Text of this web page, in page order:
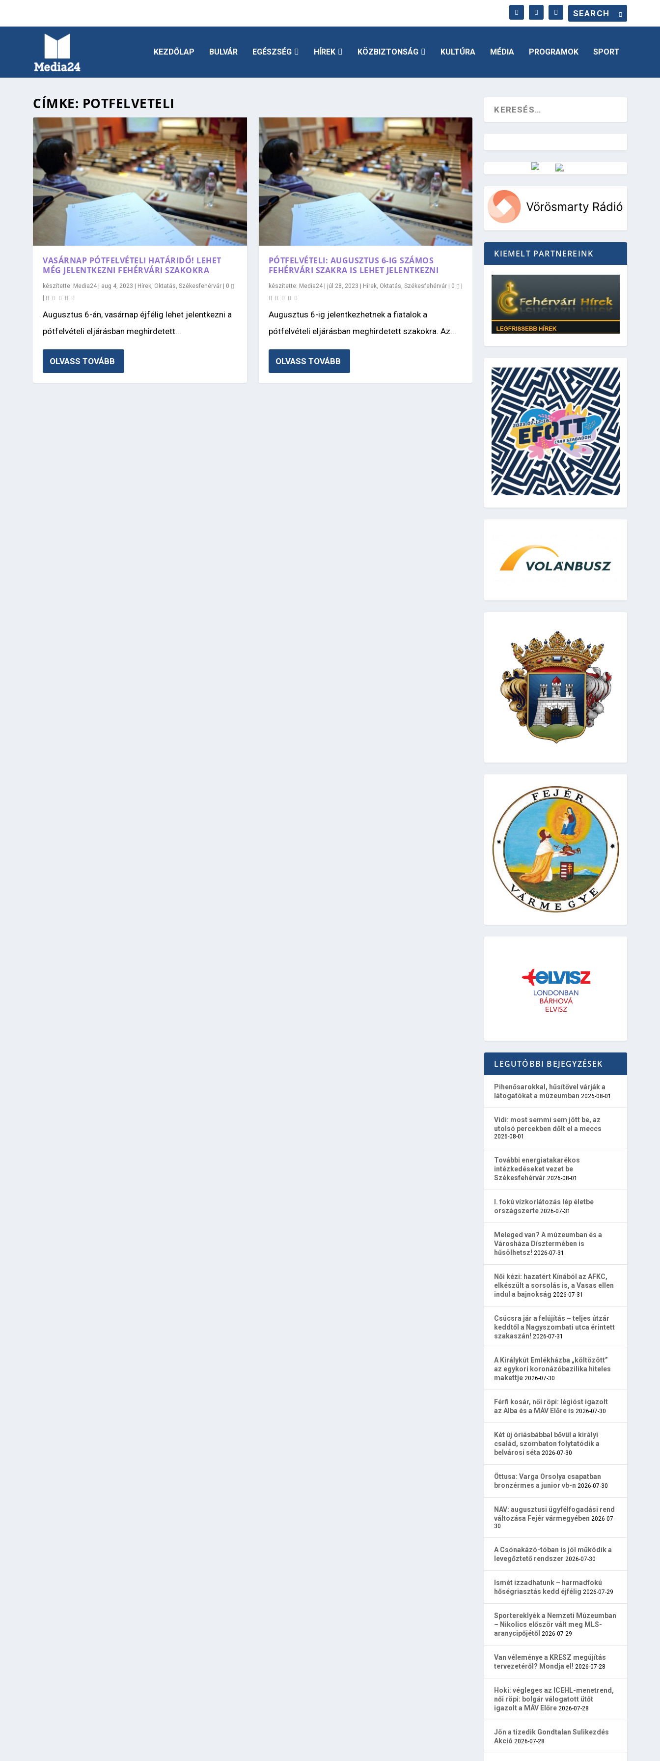
KEZDŐLAP BULVÁR EGÉSZSÉG HÍREK KÖZBIZTONSÁG KULTÚRA MÉDIA PROGRAMOK SPORT
CÍMKE: POTFELVETELI
VASÁRNAP PÓTFELVÉTELI HATÁRIDŐ! LEHET
MÉG JELENTKEZNI FEHÉRVÁRI SZAKOKRA
készítette: Media24 aug 4, 2023 Hírek, Oktatás,Székesfehérvár
0
Augusztus 6-án, vasárnap éjfélig lehet jelentkezni a
pótfelvételi eljárásban meghirdetett...
OLVASS TOVÁBB
PÓTFELVÉTELI: AUGUSZTUS 6-IG SZÁMOS
FEHÉRVÁRI SZAKRA IS LEHET JELENTKEZNI
készítette: Media24| júl 28, 2023 Hírek, Oktatás, Székesfehérvár| 0
Augusztus 6-ig jelentkezhetnek a fiatalok a
pótfelvételi eljárásban meghirdetett szakokra. Az...
OLVASS TOVÁBB
Vörösmarty Rádió
KIEMELT PARTNEREINK
LEGUTÓBBI BEJEGYZÉSEK
Pihenősarokkal, hűsítővel várják a
látogatókat a múzeumban 2026-08-01
Vidi: most semmi sem jött be, az
utolsó percekben dőlt el a meccs
2026-08-01
További energiatakarékos
intézkedéseket vezet be
Székesfehérvár 2026-08-01
I. fokú vízkorlátozás lép életbe
országszerte 2026-07-31
Meleged van? A múzeumban és a
Városháza Dísztermében is
hűsölhetsz! 2026-07-31
Női kézi: hazatért Kínából az AFKC,
elkészült a sorsolás is, a Vasas ellen
indul a bajnokság 2026-07-31
Csúcsra jár a felújítás – teljes útzár
keddtől a Nagyszombati utca érintett
szakaszán! 2026-07-31
A Királykút Emlékházba „költözött”
az egykori koronázóbazilika hiteles
makettje 2026-07-30
Férfi kosár, női röpi: légióst igazolt
az Alba és a MÁV Előre is 2026-07-30
Két új óriásbábbal bővül a királyi
család, szombaton folytatódik a
belvárosi séta 2026-07-30
Öttusa: Varga Orsolya csapatban
bronzérmes a junior vb-n 2026-07-30
NAV: augusztusi ügyfélfogadási rend
változása Fejér vármegyében 2026-07-
30
A Csónakázó-tóban is jól működik a
levegőztető rendszer 2026-07-30
Ismét izzadhatunk – harmadfokú
hőségriasztás kedd éjfélig 2026-07-29
Sportereklyék a Nemzeti Múzeumban
– Nikolics először vált meg MLS-
aranycipőjétől 2026-07-29
Van véleménye a KRESZ megújítás
tervezetéről? Mondja el! 2026-07-28
Hoki: végleges az ICEHL-menetrend,
női röpi: bolgár válogatott ütőt
igazolt a MÁV Előre 2026-07-28
Jön a tizedik Gondtalan Sulikezdés
Akció 2026-07-28